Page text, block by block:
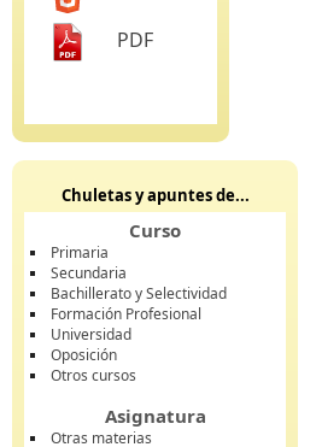
PDF
Chuletas y apuntes de...
Curso
Primaria
Secundaria
Bachillerato y Selectividad
Formación Profesional
Universidad
Oposición
Otros cursos
Asignatura
Otras materias